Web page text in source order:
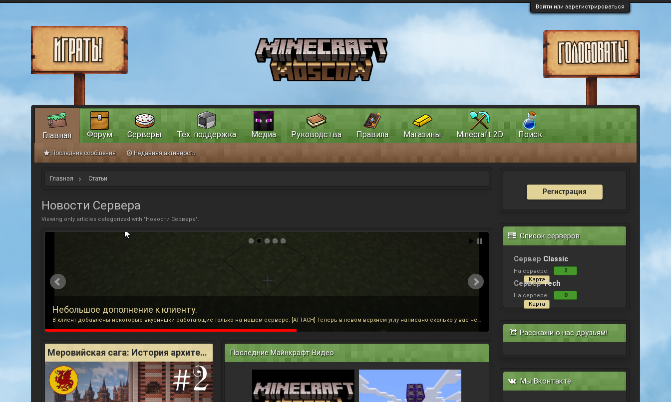
Войти или зарегистрироваться
Главная Статьи
Новости Сервера
Viewing only articles categorized with "Новости Сервера".
Небольшое дополнение к клиенту.
В клиент добавлены некоторые вкусняшки работающие только на нашем сервере. [ATTACH] Теперь в левом верхнем углу написано сколько у вас червонцев в данный момент, то есть команду /money писать не обязательно, хотя она всё также доступна. В правом нижнем углу появилась кнопка "MM Menu" на которую можно нажать из инвентаря. Также она включает красную лампочку если с момента просмотра страницы голосования прошло больше суток (чтобы не забывали голосовать). После нажатия...
Меровийская сага: История архитектурных стилей Последние Майнкрафт Видео
Регистрация
Список серверов
Сервер Classic
На сервере:
2
Карта
СерверTech
На сервере:
0
Карта
Расскажи о нас друзьям!
Мы Вконтакте
Главная
Последние сообщения Недавняя активность
Форум Серверы Тех. поддержка Медиа Руководства Правила Магазины Minecraft 2D Поиск